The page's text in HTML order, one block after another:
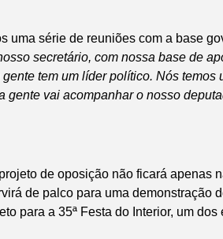
uma série de reuniões com a base
secretário, com nossa base de
tem um líder político. Nós
gente vai acompanhar o nosso
de oposição não ficará apenas
de palco para uma demonstração
para a 35ª Festa do Interior, um